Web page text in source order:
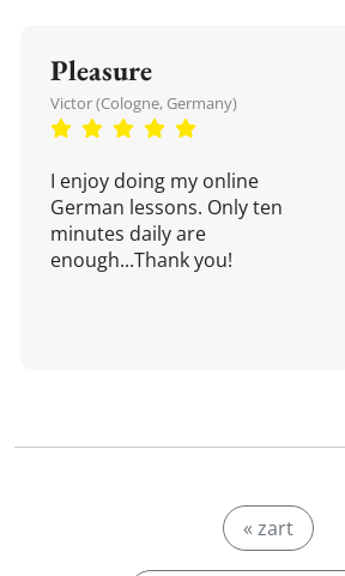
Pleasure
Victor (Cologne, Germany)
I enjoy doing my online
German lessons. Only ten
minutes daily are
enough...Thank you!
« zart